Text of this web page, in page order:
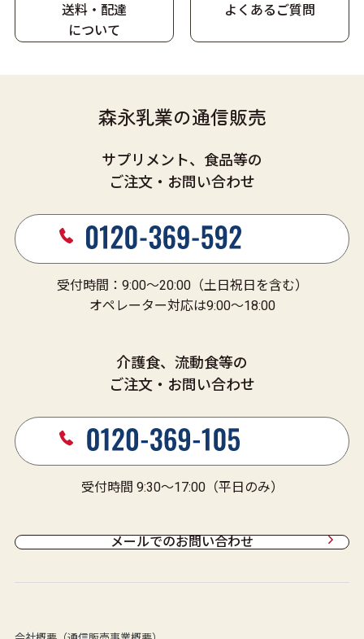
送料・配達
について
よくあるご質問
森永乳業の通信販売
サプリメント、食品等の
ご注文・お問い合わせ
受付時間：9:00～20:00（土日祝日を含む）
オペレーター対応は9:00～18:00
介護食、流動食等の
ご注文・お問い合わせ
受付時間 9:30～17:00（平日のみ）
メールでのお問い合わせ